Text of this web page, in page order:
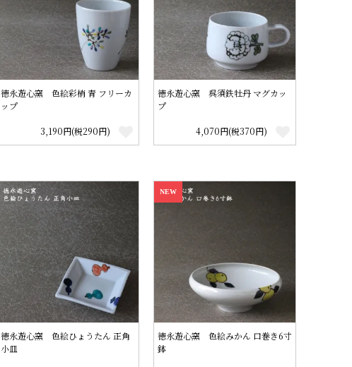
徳永遊心窯 色絵彩梢 青 フリーカ
ップ
3,190円(税290円)
徳永遊心窯 呉須鉄牡丹 マグカッ
プ
4,070円(税370円)
徳永遊心窯 色絵ひょうたん 正角
小皿
NEW
徳永遊心窯 色絵みかん 口巻き6寸
鉢